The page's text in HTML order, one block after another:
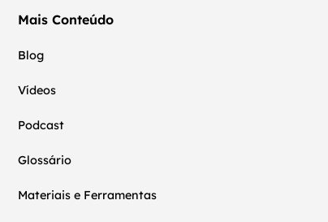
Mais Conteúdo
Blog
Vídeos
Podcast
Glossário
Materiais e Ferramentas